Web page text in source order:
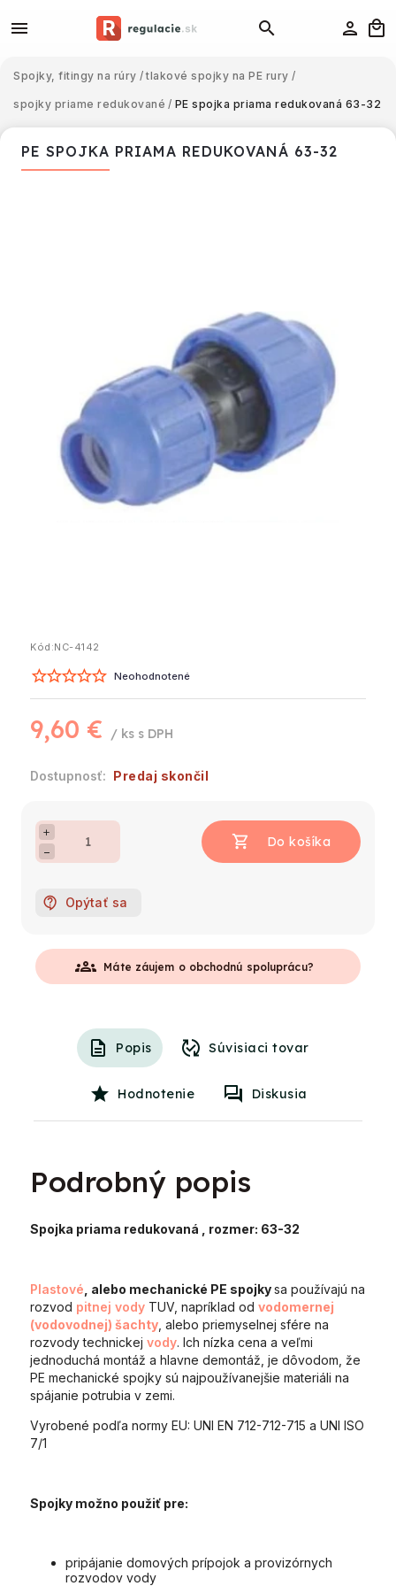
Spojky, fitingy na rúry / tlakové spojky na PE rury /
spojky priame redukované / PE spojka priama redukovaná 63-32
PE SPOJKA PRIAMA REDUKOVANÁ 63-32
Kód:NC-4142
Neohodnotené
9,60 € / ks
Predaj skončil
+
−
Opýtať sa
groups Máte záujem o obchodnú spoluprácu?
Popis Súvisiaci tovar
Hodnotenie Diskusia
Podrobný popis
Spojka priama redukovaná , rozmer: 63-32
Plastové , alebo mechanické PE spojkysa používajú na
rozvod pitnej vody TUV, napríklad od vodomernej
(vodovodnej) šachty , alebo priemyselnej sfére na
rozvody technickej vody. Ich nízka cena a veľmi
jednoduchá montáž a hlavne demontáž, je dôvodom, že
PE mechanické spojky sú najpoužívanejšie materiáli na
spájanie potrubia v zemi.
Vyrobené podľa normy EU: UNI EN 712-712-715 a UNI ISO
7/1
Spojky možno použiť pre:
pripájanie domových prípojok a provizórnych
rozvodov vody